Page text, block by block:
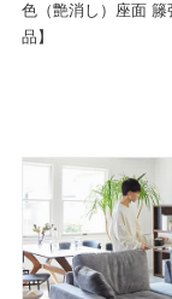
色（艶消し）座面
品】